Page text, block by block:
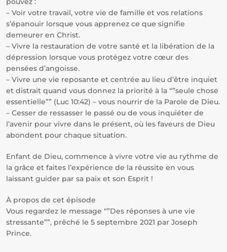
– Voir votre travail, votre vie de famille et vos relations
s’épanouir lorsque vous apprenez ce que signifie
demeurer en Christ.
– Vivre la restauration de votre santé et la libération de la
dépression lorsque vous protégez votre cœur des
pensées d’angoisse.
– Vivre une vie reposante et centrée au lieu d’être inquiet
et distrait quand vous donnez la priorité à la “”seule chose
essentielle”” (Luc 10:42) – vous nourrir de la Parole de Dieu.
– Cesser de ressasser le passé ou de vous inquiéter de
l’avenir pour vivre dans le présent, où les faveurs de Dieu
abondent pour chaque situation.
Enfant de Dieu, commence à vivre votre vie au rythme de
la grâce et faites l’expérience de la réussite en vous
laissant guider par sa paix et son Esprit !
À propos de cet épisode
Vous regardez le message “”Des réponses à une vie
stressante””, prêché le 5 septembre 2021 par Joseph
Prince.